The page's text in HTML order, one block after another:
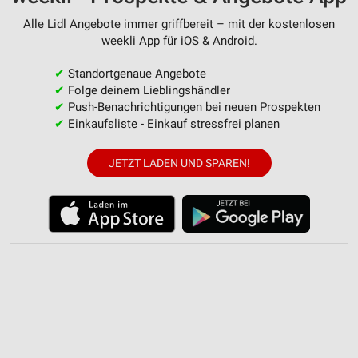
Alle Lidl Angebote immer griffbereit – mit der kostenlosen
weekli App für iOS & Android.
✔ Standortgenaue Angebote
✔ Folge deinem Lieblingshändler
✔ Push-Benachrichtigungen bei neuen Prospekten
✔ Einkaufsliste - Einkauf stressfrei planen
JETZT LADEN UND SPAREN!
Erstellung von Profilen zur Personalisierung
von Inhalten
personalisierter Inhalte
Messung der Werbeleistung
Analyse von Zielgruppen durch Statistiken oder
Quellen
Entwicklung und Verbesserung der Angebote